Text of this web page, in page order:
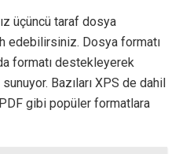
üçüncü taraf dosya
edebilirsiniz. Dosya formatı
formatı destekleyerek
Bazıları XPS de dahil
gibi popüler formatlara